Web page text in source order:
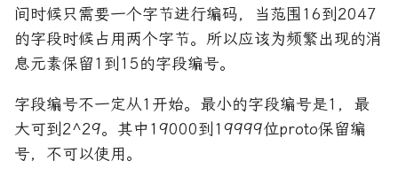
间时候只需要一个字节进行编码，当范围16到2047
的字段时候占用两个字节。所以应该为频繁出现的消
息元素保留1到15的字段编号。
字段编号不一定从1开始。最小的字段编号是1，最
大可到2^29。其中19000到19999位proto保留编
号，不可以使用。